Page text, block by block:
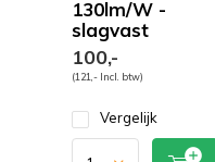
130lm/W -
slagvast
100,-
(121,- Incl. btw)
Vergelijk